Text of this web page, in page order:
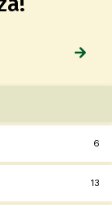
6
13